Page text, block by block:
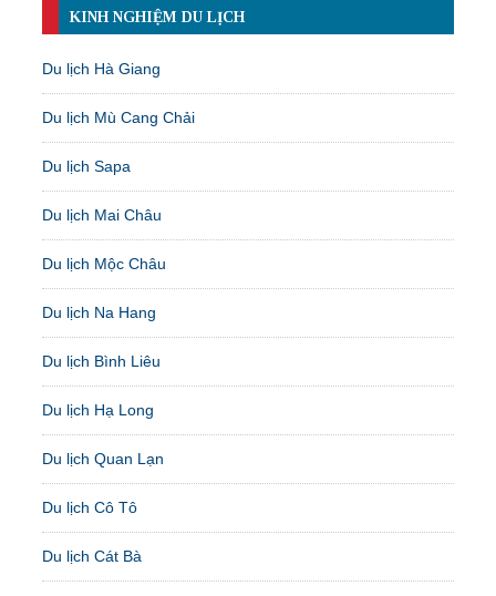
KINH NGHIỆM DU LỊCH
Du lịch Hà Giang
Du lịch Mù Cang Chải
Du lịch Sapa
Du lịch Mai Châu
Du lịch Mộc Châu
Du lịch Na Hang
Du lịch Bình Liêu
Du lịch Hạ Long
Du lịch Quan Lạn
Du lịch Cô Tô
Du lịch Cát Bà